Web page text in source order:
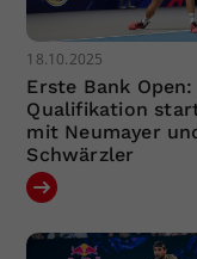
18.10.2025
Erste Bank Open:
Qualifikation
mit Neumayer
Schwärzler